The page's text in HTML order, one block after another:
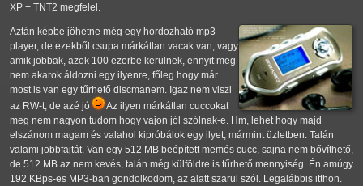
XP + TNT2 megfelel.
Aztán képbe jöhetne még egy hordozható mp3
player, de ezekből csupa márkátlan vacak van, vagy
amik jobbak, azok 100 ezerbe kerülnek, ennyit meg
nem akarok áldozni egy ilyenre, főleg hogy már
most is van egy tűrhető discmanem. Igaz nem viszi
az RW-t, de azé jó
Az ilyen márkátlan cuccokat
meg nem nagyon tudom hogy vajon jól szólnak-e. Hm, lehet hogy majd
elszánom magam és valahol kipróbálok egy ilyet, mármint üzletben. Talán
valami jobbfajtát. Van egy 512 MB beépített memós cucc, sajna nem bővíthető,
de 512 MB az nem kevés, talán még külföldre is tűrhető mennyiség. Én amúgy
192 KBps-es MP3-ban gondolkodom, az alatt szarul szól. Legalábbis itthon.